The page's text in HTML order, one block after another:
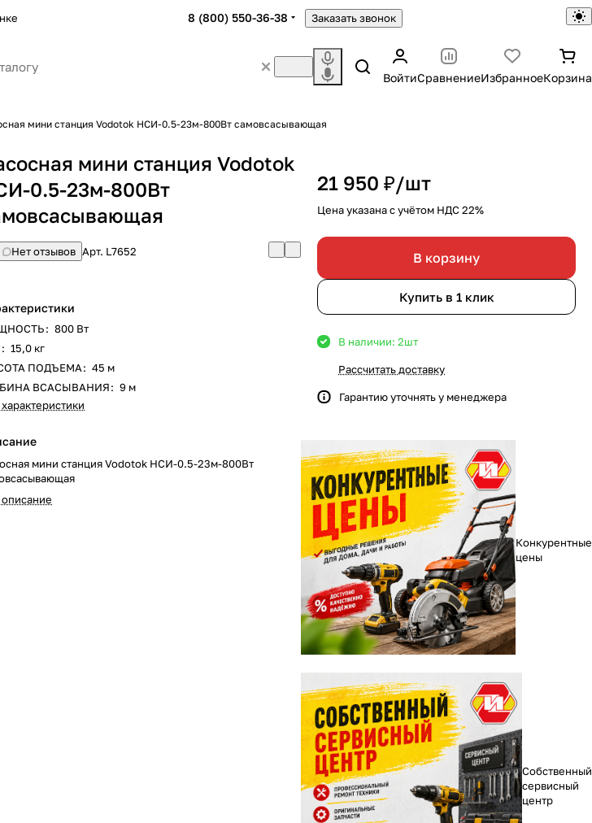
8 (800) 550-36-38 Заказать звонок
ВойтиСравнениеИзбранноеКорзина
мини станция Vodotok НСИ-0.5-23м-800Вт самовсасывающая
мини станция Vodotok
0.5-23м-800Вт
Нет отзывов Арт. L7652
: 800 Вт
: 15,0 кг
ПОДЪЕМА: 45 м
ВСАСЫВАНИЯ: 9 м
мини станция Vodotok НСИ-0.5-23м-800Вт
21 950 ₽/шт
Цена указана с учётом НДС 22%
В корзину
Купить в 1 клик
В наличии: 2шт
Рассчитать доставку
Гарантию уточнять у менеджера
Конкурентные
цены
Собственный
сервисный
центр